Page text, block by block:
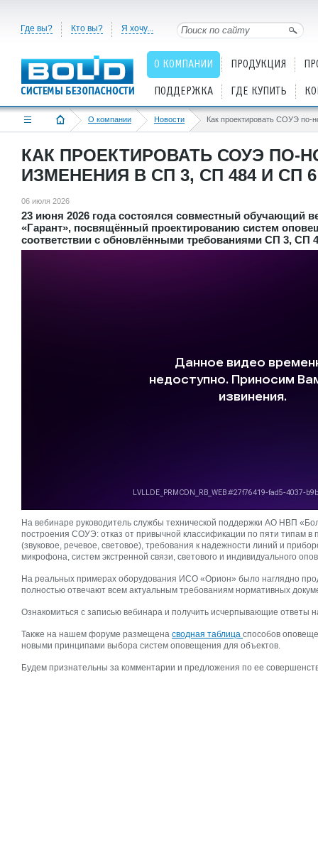
Где вы? Кто вы? Я хочу...
О КОМПАНИИ ПРОДУКЦИЯ
ПОДДЕРЖКА ГДЕ КУПИТЬ
О компании Новости
КАК ПРОЕКТИРОВАТЬ СОУЭ ПО-
ИЗМЕНЕНИЯ В СП 3, СП 484 И СП 6
06 июля 2026
23 июня 2026 года состоялся совместный обучающий
«Гарант», посвящённый проектированию систем
соответствии с обновлёнными требованиями СП 3, СП
На вебинаре руководитель службы технической поддержки АО НВП
построения СОУЭ: отказ от привычной классификации по пяти типам в
(звуковое, речевое, световое), требования к надежности линий и
микрофона, систем экстренной связи, светового и индивидуального
На реальных примерах оборудования ИСО «Орион» было наглядно
полностью отвечают всем актуальным требованиям нормативных
Ознакомиться с записью вебинара и получить исчерпывающие ответы
Также на нашем форуме размещена сводная таблица способов
новыми принципами выбора систем оповещения для объектов.
Будем признательны за комментарии и предложения по ее